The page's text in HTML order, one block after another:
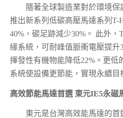
隨著全球製造業對於環境
推出新系列低碳高壓馬達系列T-
40%，碳足跡減少30%。 此外，
緣系統，可耐峰值脈衝電壓提升
揮發性有機物能降低22%。更低
系統使設備更節能，實現永續目
高效節能馬達首選 東元IE5永磁
東元是台灣高效能馬達的